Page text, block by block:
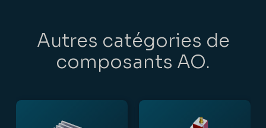
Autres catégories de
composants AO.